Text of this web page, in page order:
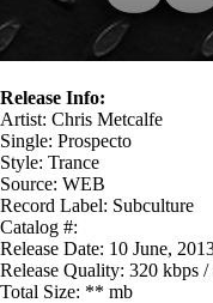
Release Info:
Artist: Chris Metcalfe
Single: Prospecto
Style: Trance
Source: WEB
Record Label: Subculture
Catalog #:
Release Date: 10 June,
Release Quality: 320 kbps
Total Size: ** mb